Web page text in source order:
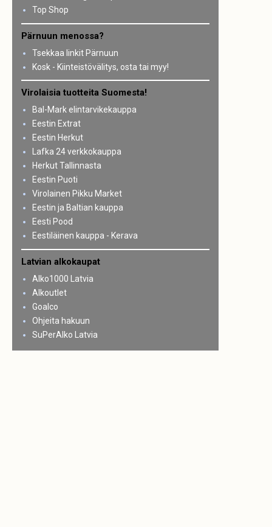
Top Shop
Pärnuun menossa?
Tsekkaa linkit Pärnuun
Kosk - Kiinteistövälitys, osta tai myy!
Virolaisia tuotteita Suomesta!
Bal-Mark elintarvikekauppa
Eestin Extrat
Eestin Herkut
Lafka 24 verkkokauppa
Herkut Tallinnasta
Eestin Puoti
Virolainen Pikku Market
Eestin ja Baltian kauppa
Eesti Pood
Eestiläinen kauppa - Kerava
Latvian alkokaupat
Alko1000 Latvia
Alkoutlet
Goalco
Ohjeita hakuun
SuPerAlko Latvia